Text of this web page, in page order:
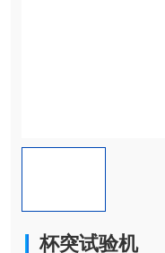
杯突试验机